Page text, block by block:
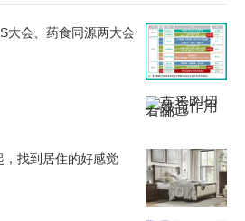
大会、药食同源两大会
找到居住的好感觉